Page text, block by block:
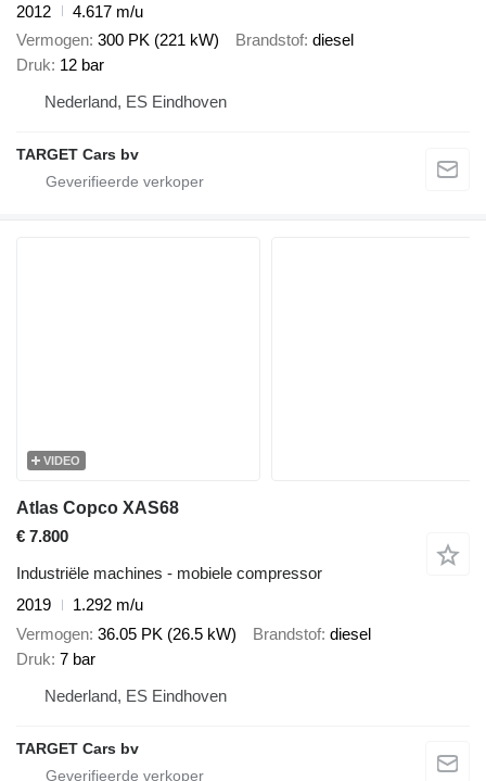
2012
4.617 m/u
Vermogen 300 PK (221 kW) Brandstof diesel
Druk 12 bar
Nederland, ES Eindhoven
TARGET Cars bv
VIDEO
Atlas Copco XAS68
€ 7.800
Industriële machines - mobiele compressor
2019
1.292 m/u
Vermogen 36.05 PK (26.5 kW) Brandstof diesel
Druk 7 bar
Nederland, ES Eindhoven
TARGET Cars bv